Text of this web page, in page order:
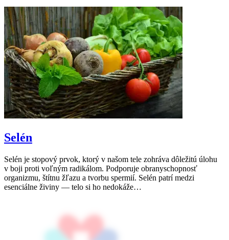
Selén
Selén je stopový prvok, ktorý v našom tele zohráva dôležitú úlohu
v boji proti voľným radikálom. Podporuje obranyschopnosť
organizmu, štítnu žľazu a tvorbu spermií. Selén patrí medzi
esenciálne živiny — telo si ho nedokáže…